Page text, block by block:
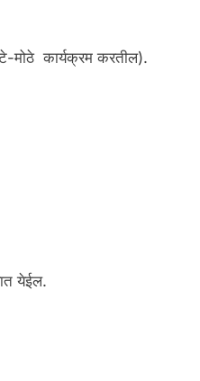
मोठे कार्यक्रम करतील).
येईल.